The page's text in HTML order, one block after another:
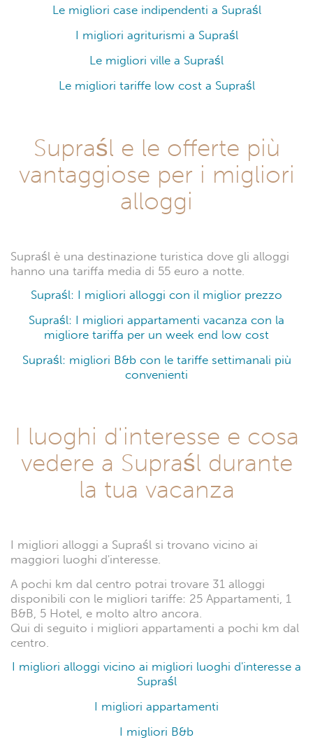
Le migliori case indipendenti a Supraśl
I migliori agriturismi a Supraśl
Le migliori ville a Supraśl
Le migliori tariffe low cost a Supraśl
Supraśl e le offerte più
vantaggiose per i migliori
alloggi
Supraśl è una destinazione turistica dove gli alloggi
hanno una tariffa media di 55 euro a notte.
Supraśl: I migliori alloggi con il miglior prezzo
Supraśl: I migliori appartamenti vacanza con la
migliore tariffa per un week end low cost
Supraśl: migliori B&b con le tariffe settimanali più
convenienti
I luoghi d'interesse e cosa
vedere a Supraśl durante
la tua vacanza
I migliori alloggi a Supraśl si trovano vicino ai
maggiori luoghi d'interesse.
A pochi km dal centro potrai trovare 31 alloggi
disponibili con le migliori tariffe: 25 Appartamenti, 1
B&B, 5 Hotel, e molto altro ancora.
Qui di seguito i migliori appartamenti a pochi km dal
centro.
I migliori alloggi vicino ai migliori luoghi d'interesse a
Supraśl
I migliori appartamenti
I migliori B&b